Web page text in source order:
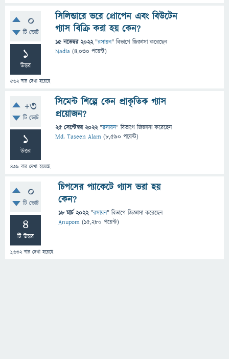
0
টি ভোট
1
উত্তর
562বার দেখা হয়েছে
সিলিন্ডারে ভরে প্রোপেন এবং বিউটেন
গ্যাস বিক্রি করা হয় কেন?
15 নভেম্বর 2022 "রসায়ন" বিভাগে জিজ্ঞাসাকরেছেন
Nadia (4,030 পয়েন্ট)
+3
টি ভোট
1
উত্তর
439 বার দেখা হয়েছে
সিমেন্ট শিল্পে কেন প্রাকৃতিক গ্যাস
প্রয়োজন?
25 সেপ্টেম্বর 2022 "রসায়ন" বিভাগে জিজ্ঞাসাকরেছেন
Md. Taseen Alam (8,590 পয়েন্ট)
0
টি ভোট
4
টি উত্তর
1,632বার দেখা হয়েছে
চিপসের প্যাকেটে গ্যাস ভরা হয়
কেন?
18 মার্চ 2022 "রসায়ন" বিভাগে জিজ্ঞাসাকরেছেন
Anupom (15,280 পয়েন্ট)